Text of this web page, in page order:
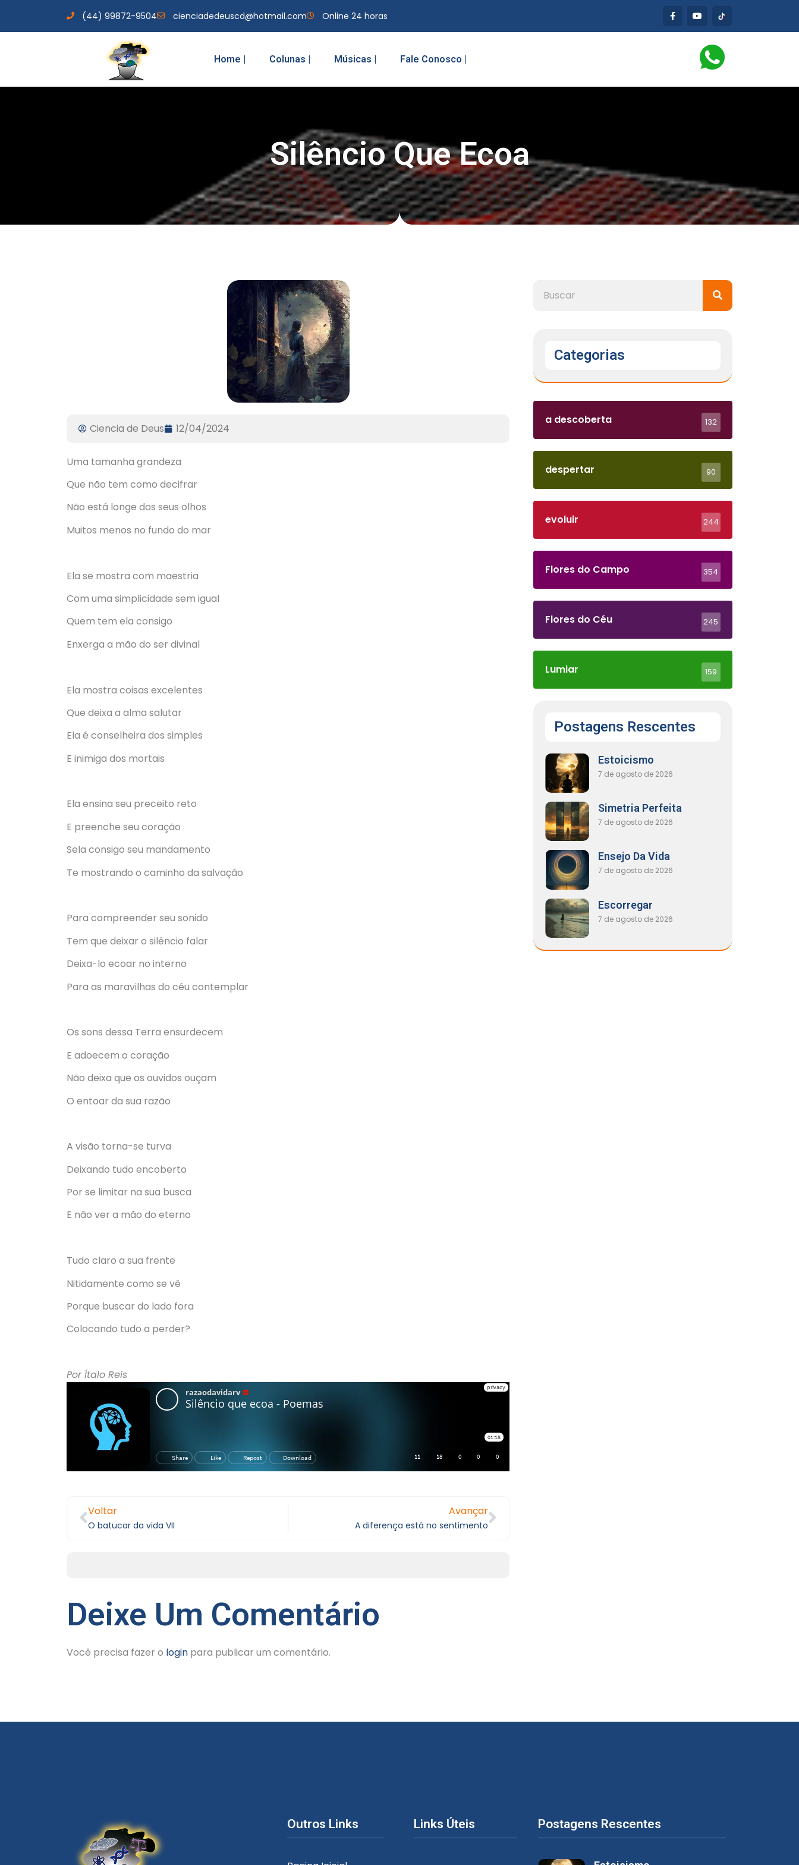
(44) 99872-9504 cienciadedeuscd@hotmail.com Online 24 horas
Home | Colunas | Músicas | Fale Conosco |
Silêncio Que Ecoa
Ciencia de Deus 12/04/2024
Uma tamanha grandeza
Que não tem como decifrar
Não está longe dos seus olhos
Muitos menos no fundo do mar
Ela se mostra com maestria
Com uma simplicidade sem igual
Quem tem ela consigo
Enxerga a mão do ser divinal
Ela mostra coisas excelentes
Que deixa a alma salutar
Ela é conselheira dos simples
E inimiga dos mortais
Ela ensina seu preceito reto
E preenche seu coração
Sela consigo seu mandamento
Te mostrando o caminho da salvação
Para compreender seu sonido
Tem que deixar o silêncio falar
Deixa-lo ecoar no interno
Para as maravilhas do céu contemplar
Os sons dessa Terra ensurdecem
E adoecem o coração
Não deixa que os ouvidos ouçam
O entoar da sua razão
A visão torna-se turva
Deixando tudo encoberto
Por se limitar na sua busca
E não ver a mão do eterno
Tudo claro a sua frente
Nitidamente como se vê
Porque buscar do lado fora
Colocando tudo a perder?
Por Ítalo Reis
Voltar
O batucar da vida VII
Avançar
A diferença está no sentimento
Deixe Um Comentário
Você precisa fazer o login para publicar um comentário.
Categorias
a descoberta 132
despertar 90
evoluir 244
Flores do Campo 354
Flores do Céu 245
Lumiar 159
Postagens Rescentes
Estoicismo
7 de agosto de 2026
Simetria Perfeita
7 de agosto de 2026
Ensejo Da Vida
7 de agosto de 2026
Escorregar
7 de agosto de 2026
Outros Links Links Úteis Postagens Rescentes